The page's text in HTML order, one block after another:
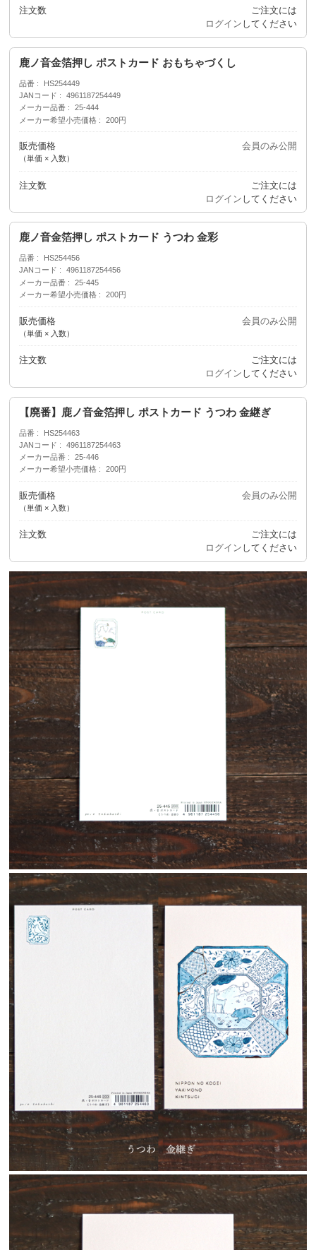
注文数
ご注文には
ログイン してください
鹿ノ音金箔押し ポストカード おもちゃづくし
品番
HS254449
JANコード
4961187254449
メーカー品番
25-444
メーカー希望小売価格
200円
販売価格
（単価 × 入数）
会員のみ公開
注文数
ご注文には
ログイン してください
鹿ノ音金箔押し ポストカード うつわ 金彩
品番
HS254456
JANコード
4961187254456
メーカー品番
25-445
メーカー希望小売価格
200円
販売価格
（単価 × 入数）
会員のみ公開
注文数
ご注文には
ログイン してください
【廃番】鹿ノ音金箔押し ポストカード うつわ 金継ぎ
品番
HS254463
JANコード
4961187254463
メーカー品番
25-446
メーカー希望小売価格
200円
販売価格
（単価 × 入数）
会員のみ公開
注文数
ご注文には
ログイン してください